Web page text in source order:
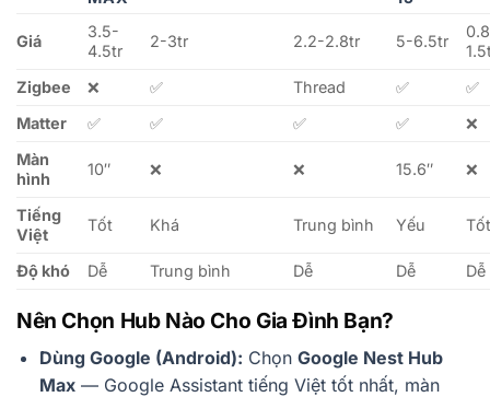
Giá
3.5-
4.5tr
2-3tr 2.2-2.8tr 5-6.5tr
Zigbee
❌ ✅ Thread ✅
✅
Matter
✅ ✅ ✅ ✅
❌
Màn
hình
10″ ❌ ❌ 15.6″ ❌
Tiếng
Việt
Tốt Khá Trung bình Yếu
Độ khó Dễ Trung bình Dễ Dễ Dễ
Nên Chọn Hub Nào Cho Gia Đình Bạn?
Dùng Google (Android): Chọn Google Nest Hub
Max— Google Assistant tiếng Việt tốt nhất, màn